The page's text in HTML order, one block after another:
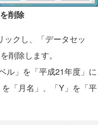
削除
クし、「データセッ
削除します。
ル」を「平成21年度」に
「月名」、「Y」を「平